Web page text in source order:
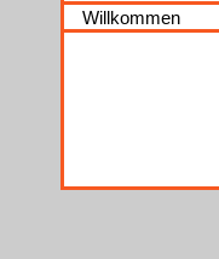
Willkommen